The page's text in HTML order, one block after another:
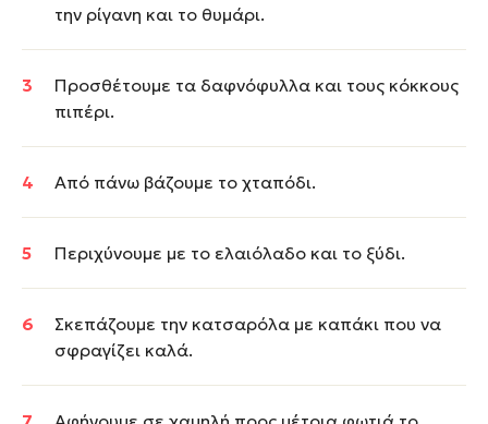
την ρίγανη και το θυμάρι.
Προσθέτουμε τα δαφνόφυλλα και τους κόκκους
πιπέρι.
Από πάνω βάζουμε το χταπόδι.
Περιχύνουμε με το ελαιόλαδο και το ξύδι.
Σκεπάζουμε την κατσαρόλα με καπάκι που να
σφραγίζει καλά.